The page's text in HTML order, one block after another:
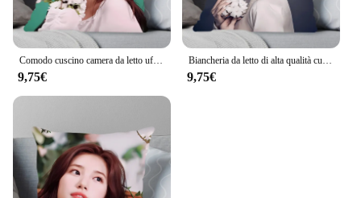
Comodo cuscino camera da letto ufficio caffetteria auto cuscino soggiorno cuscino quadrato cuscino Bae Suzy bolster Home Decor
9,75€
Biancheria da letto di alta qualità cuscino quadrato comodo cuscino del divano fodera per cuscino per il tempo libero dell'ufficio federa Bae Suzy bolster Home Decor
9,75€